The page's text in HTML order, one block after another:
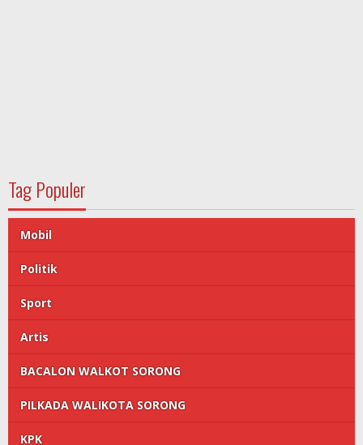
Tag Populer
Mobil
Politik
Sport
Artis
BACALON WALKOT SORONG
PILKADA WALIKOTA SORONG
KPK